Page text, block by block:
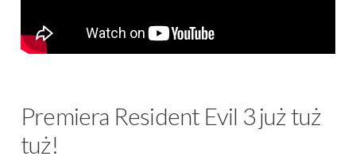
Premiera Resident Evil 3 już tuż
tuż!